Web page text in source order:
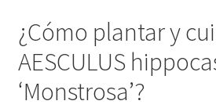
¿Cómo plantar y
AESCULUS
‘Monstrosa’?